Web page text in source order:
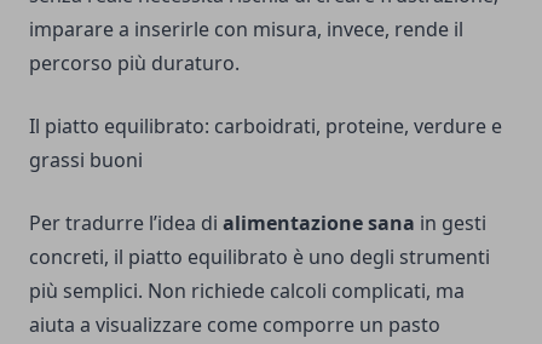
imparare a inserirle con misura, invece, rende il
percorso più duraturo.
Il piatto equilibrato: carboidrati, proteine, verdure e
grassi buoni
Per tradurre l’idea di alimentazione sana in gesti
concreti, il piatto equilibrato è uno degli strumenti
più semplici. Non richiede calcoli complicati, ma
aiuta a visualizzare come comporre un pasto